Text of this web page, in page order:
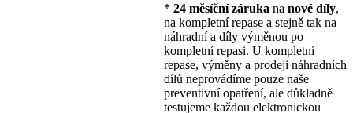
* 24 měsíční záruka na nové díly,
na kompletní repase a stejně tak na
náhradní a díly výměnou po
kompletní repasi. U kompletní
repase, výměny a prodeji náhradních
dílů neprovádíme pouze naše
preventivní opatření, ale důkladně
testujeme každou elektronickou